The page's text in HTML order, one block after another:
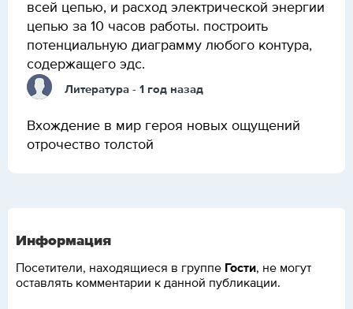
всей цепью, и расход электрической энергии
цепью за 10 часов работы. построить
потенциальную диаграмму любого контура,
содержащего эдс.
Литература - 1 год назад
Вхождение в мир героя новых ощущений
отрочество толстой
Информация
Посетители, находящиеся в группе Гости, не могут
оставлять комментарии к данной публикации.